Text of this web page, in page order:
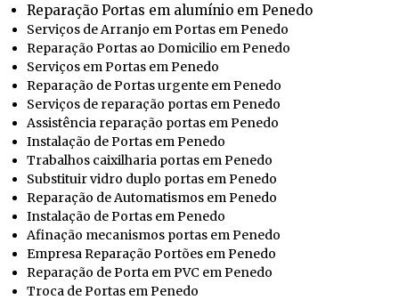
Reparação Portas em alumínio em Penedo
Serviços de Arranjo em Portas em Penedo
Reparação Portas ao Domicilio em Penedo
Serviços em Portas em Penedo
Reparação de Portas urgente em Penedo
Serviços de reparação portas em Penedo
Assistência reparação portas em Penedo
Instalação de Portas em Penedo
Trabalhos caixilharia portas em Penedo
Substituir vidro duplo portas em Penedo
Reparação de Automatismos em Penedo
Instalação de Portas em Penedo
Afinação mecanismos portas em Penedo
Empresa Reparação Portões em Penedo
Reparação de Porta em PVC em Penedo
Troca de Portas em Penedo